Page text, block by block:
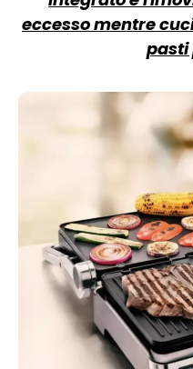
eccesso mentre
pasti